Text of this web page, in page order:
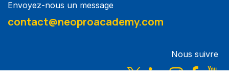
Envoyez-nous un message
contact@neoproacademy.com
Nous suivre